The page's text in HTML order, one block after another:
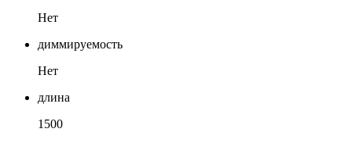
Нет
диммируемость
Нет
длина
1500